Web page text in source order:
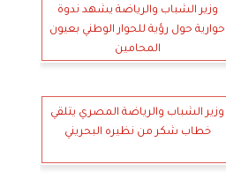
وزير الشباب والرياضة يشهد ندوة
حوارية حول رؤية للحوار الوطني بعيون
المحامين
وزير الشباب والرياضة المصري يتلقي
خطاب شكر من نظيره البحريني